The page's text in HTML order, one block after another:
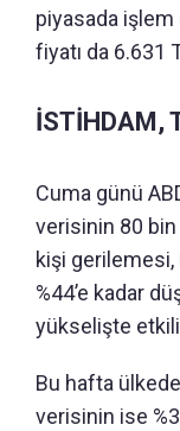
piyasada işlem
fiyatı da 6.631
İSTİHDAM,
Cuma günü
verisinin 80 bin
kişi gerilemesi,
%44’e kadar
yükselişte
Bu hafta
verisinin ise